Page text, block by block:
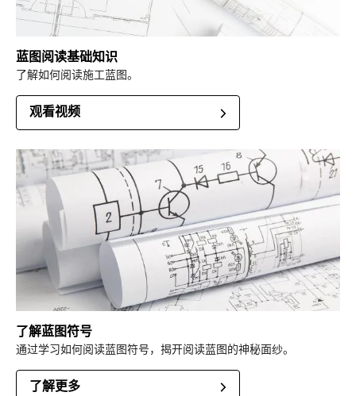
蓝图阅读基础知识
了解如何阅读施工蓝图。
观看视频
了解蓝图符号
通过学习如何阅读蓝图符号，揭开阅读蓝图的神秘面纱。
了解更多